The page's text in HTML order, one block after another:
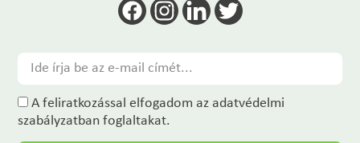
A feliratkozással elfogadom az adatvédelmi
szabályzatban foglaltakat.